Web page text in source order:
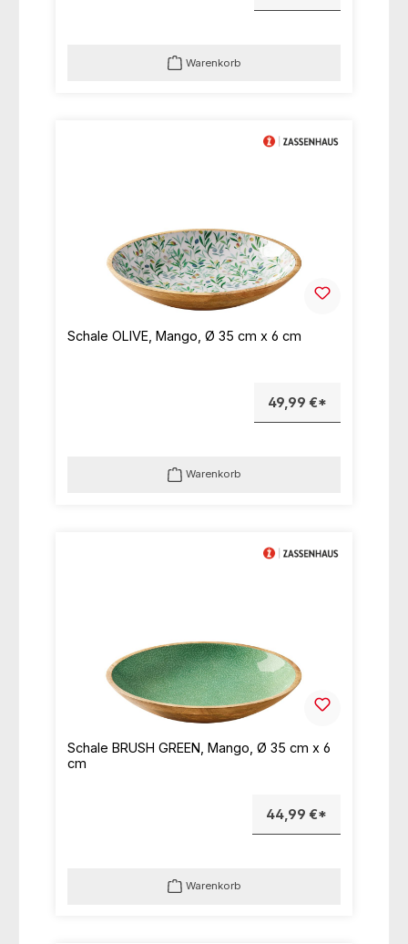
Warenkorb
Schale OLIVE, Mango, Ø 35 cm x 6 cm
49,99 €*
Warenkorb
Schale BRUSH GREEN, Mango, Ø 35 cm x 6
cm
44,99 €*
Warenkorb